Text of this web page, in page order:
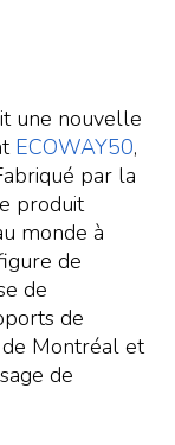
une nouvelle
ECOWAY50,
par la
produit
monde à
de
de
de
Montréal et
de